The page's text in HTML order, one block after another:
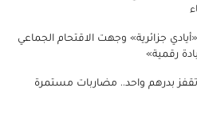
جزائرية» وجهت الاقتحام الجماعي
رقمية»
بدرهم واحد.. مضاربات مستمرة